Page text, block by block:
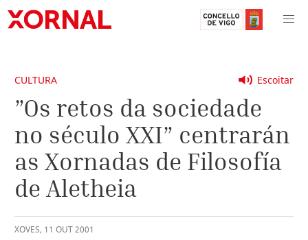
Escoitar
CULTURA
”Os retos da sociedade
no século XXI” centrarán
as Xornadas de Filosofía
de Aletheia
XOVES, 11 OUT2001